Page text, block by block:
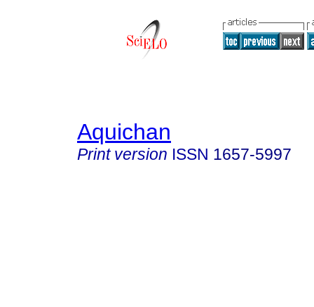
Aquichan
Print version ISSN 1657-5997